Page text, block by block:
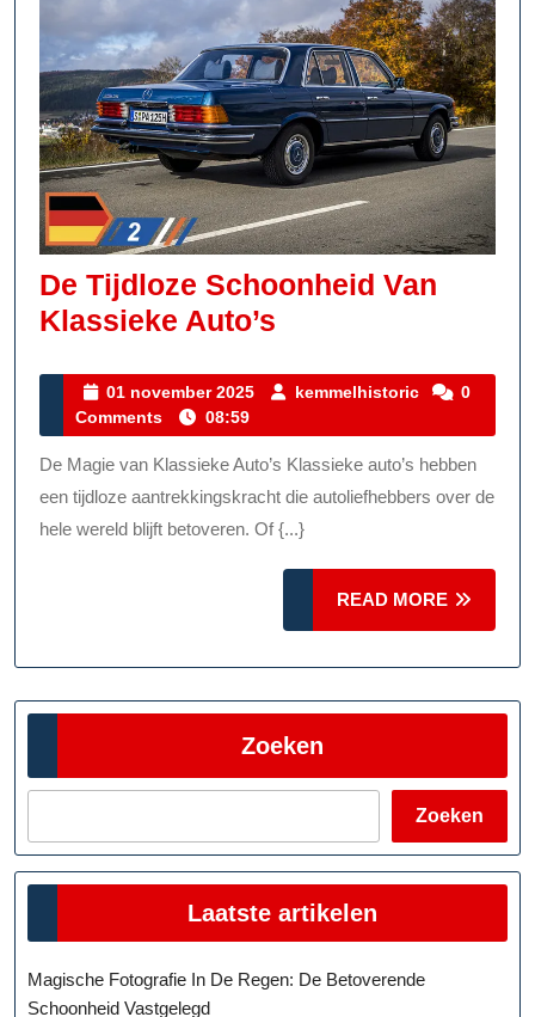
De Tijdloze Schoonheid Van
Klassieke Auto’s
Schoonheid
Klassieke
Auto’s
01 november 2025
01
2025
kemmelhistoric
0
Comments
08:59
De Magie van Klassieke Auto’s Klassieke auto’s hebben
een tijdloze aantrekkingskracht die autoliefhebbers over de
hele wereld blijft betoveren. Of {...}
READ MORE
MORE
Zoeken
Zoeken
Laatste artikelen
Magische Fotografie In De Regen: De Betoverende
Schoonheid Vastgelegd